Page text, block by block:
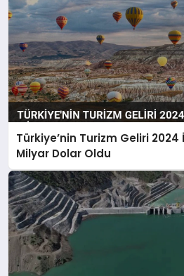
Türkiye’nin Turizm Geliri 2024
Milyar Dolar Oldu